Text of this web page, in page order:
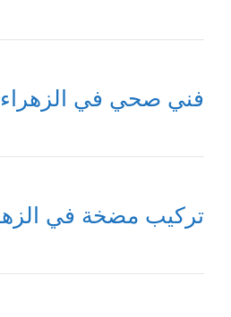
فني صحي في الزهراء
تركيب مضخة في